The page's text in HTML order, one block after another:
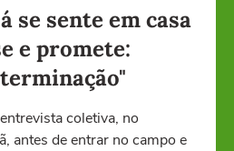
se sente em casa
e promete:
coletiva, no
antes de entrar no campo e